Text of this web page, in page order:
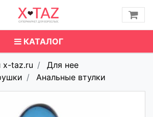
КАТАЛОГ
x-taz.ru
Для нее
Анальные втулки